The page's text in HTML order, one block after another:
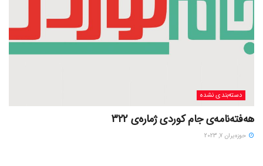
دسته‌بندی نشده
هەفتەنامەی جام کوردی ژمارەی 322
حوزه‌یران 7, 2023